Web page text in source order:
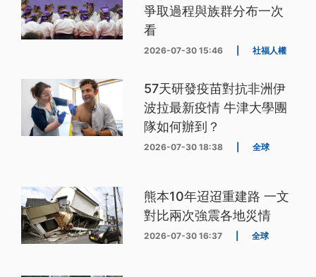
爭取過程與族群分布一次
看
2026-07-30 15:46 社福人權
57天研發疫苗對抗非洲伊
波拉最新疫情 牛津大學團
隊如何辦到？
2026-07-30 18:38 全球
熊本10年迢迢重建路 一文
對比兩次強震各地災情
2026-07-30 16:37 全球